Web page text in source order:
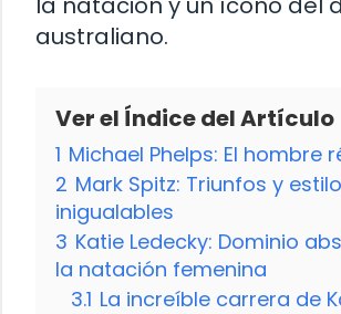
australiano.
Ver el Índice del Artículo
1 Michael Phelps: El hombre
2 Mark Spitz: Triunfos y estilo
inigualables
3 Katie Ledecky: Dominio
la natación femenina
3.1 La increíble carrera de